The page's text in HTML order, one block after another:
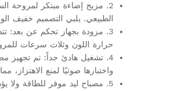
2. مزيج إضاءة مبتكر لمروحة
الطبيعي. يلبي التصميم خفيف
3. مزودة بجهاز تحكم عن بعد:
حرارة اللون وثلاث سرعات
4. تشغيل هادئ جداً: تم
واختبارها صوتيًا لمنع
5. مصباح ليد موفر للطاقة ولا